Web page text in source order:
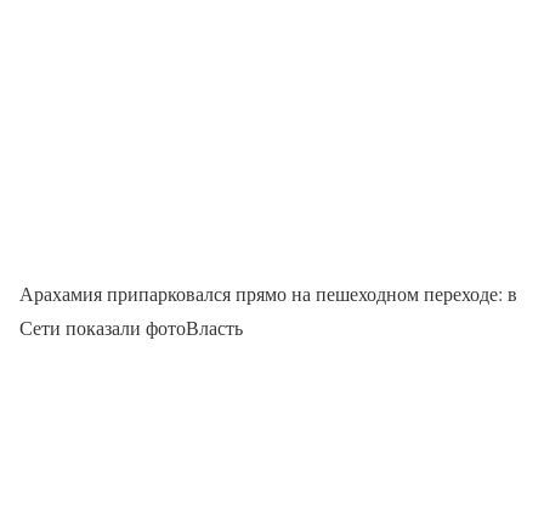
Арахамия припарковался прямо на пешеходном переходе: в
Сети показали фотоВласть